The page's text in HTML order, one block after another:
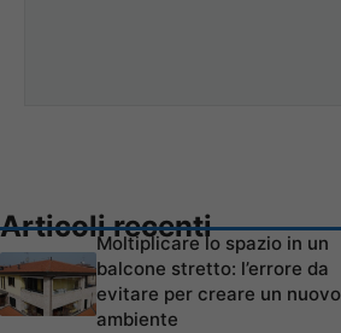
Articoli recenti
Moltiplicare lo spazio in un
balcone stretto: l’errore da
evitare per creare un nuovo
ambiente